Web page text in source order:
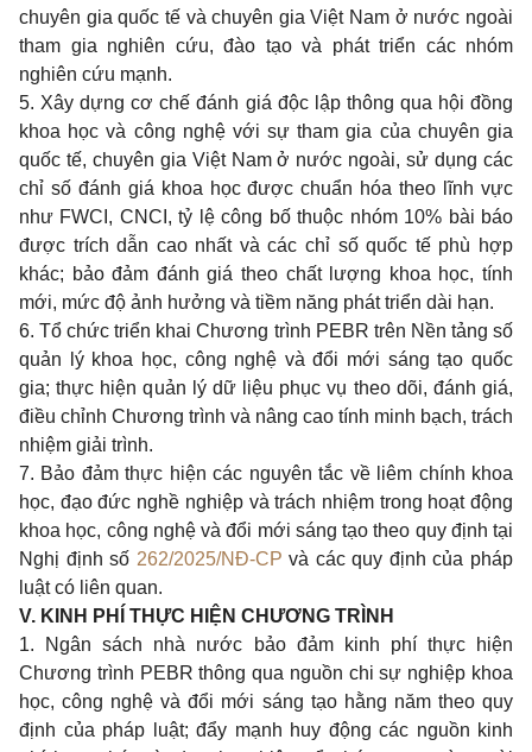
chuyên gia quốc tế và chuyên gia Việt Nam ở nước ngoài
tham gia nghiên cứu, đào tạo và phát triển các nhóm
nghiên cứu mạnh.
5. Xây dựng cơ chế đánh giá độc lập thông qua hội đồng
khoa học và công nghệ với sự tham gia của chuyên gia
quốc tế, chuyên gia Việt Nam ở nước ngoài, sử dụng các
chỉ số đánh giá khoa học được chuẩn hóa theo lĩnh vực
như FWCI, CNCI, tỷ lệ công bố thuộc nhóm 10% bài báo
được trích dẫn cao nhất và các chỉ số quốc tế phù hợp
khác; bảo đảm đánh giá theo chất lượng khoa học, tính
mới, mức độ ảnh hưởng và tiềm năng phát triển dài hạn.
6. Tổ chức triển khai Chương trình PEBR trên Nền tảng số
quản lý khoa học, công nghệ và đổi mới sáng tạo quốc
gia; thực hiện quản lý dữ liệu phục vụ theo dõi, đánh giá,
điều chỉnh Chương trình và nâng cao tính minh bạch, trách
nhiệm giải trình.
7. Bảo đảm thực hiện các nguyên tắc về liêm chính khoa
học, đạo đức nghề nghiệp và trách nhiệm trong hoạt động
khoa học, công nghệ và đổi mới sáng tạo theo quy định tại
Nghị định số 262/2025/NĐ-CP và các quy định của pháp
luật có liên quan.
V. KINH PHÍ THỰC HIỆN CHƯƠNG TRÌNH
1. Ngân sách nhà nước bảo đảm kinh phí thực hiện
Chương trình PEBR thông qua nguồn chi sự nghiệp khoa
học, công nghệ và đổi mới sáng tạo hằng năm theo quy
định của pháp luật; đẩy mạnh huy động các nguồn kinh